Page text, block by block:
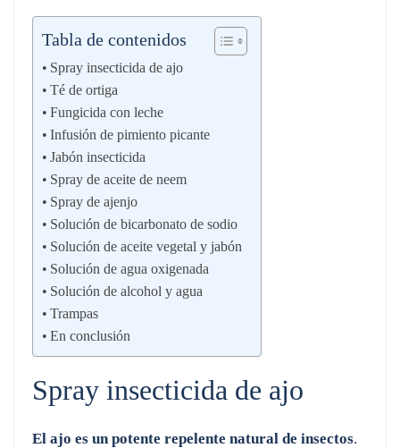
Tabla de contenidos
Spray insecticida de ajo
Té de ortiga
Fungicida con leche
Infusión de pimiento picante
Jabón insecticida
Spray de aceite de neem
Spray de ajenjo
Solución de bicarbonato de sodio
Solución de aceite vegetal y jabón
Solución de agua oxigenada
Solución de alcohol y agua
Trampas
En conclusión
Spray insecticida de ajo
El ajo es un potente repelente natural de insectos.